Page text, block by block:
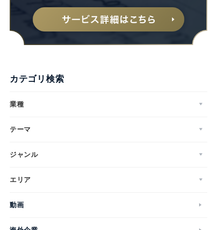
カテゴリ検索
業種
テーマ
ジャンル
エリア
動画